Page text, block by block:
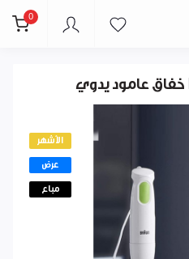
0
الأشهر
عرض
مباع